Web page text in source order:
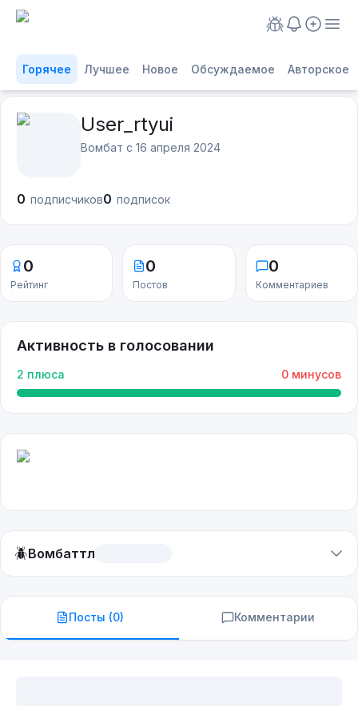
Горячее Лучшее Новое Обсуждаемое Авторское
User_rtyui
Вомбат с 16 апреля 2024
0 подписчиков0 подписок
0
Рейтинг
0
Постов
0
Комментариев
Активность в голосовании
2 плюса 0 минусов
🪲Вомбаттл
Посты (0) Комментарии